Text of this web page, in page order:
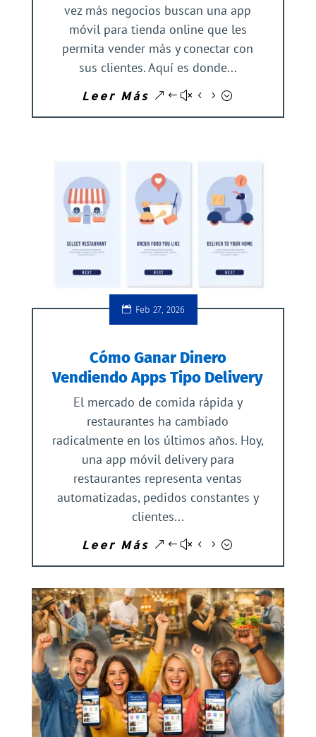
vez más negocios buscan una app
móvil para tienda online que les
permita vender más y conectar con
sus clientes. Aquí es donde...
Leer Más
Feb 27, 2026
Cómo Ganar Dinero
Vendiendo Apps Tipo Delivery
El mercado de comida rápida y
restaurantes ha cambiado
radicalmente en los últimos años. Hoy,
una app móvil delivery para
restaurantes representa ventas
automatizadas, pedidos constantes y
clientes...
Leer Más